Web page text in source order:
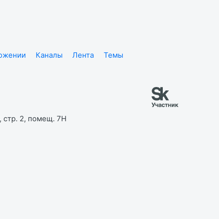
Каналы Лента
Темы
стр. 2, помещ. 7Н